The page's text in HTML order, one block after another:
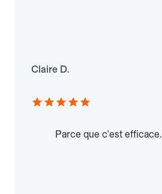
Claire D.
Parce que c'est efficace.